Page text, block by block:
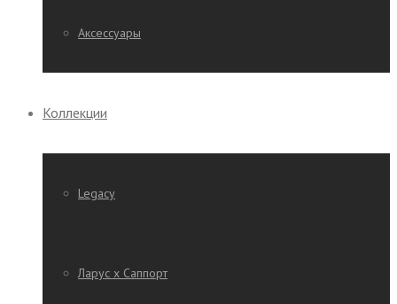
Аксессуары
Коллекции
Legacy
Ларус х Саппорт